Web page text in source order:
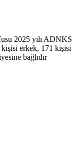
2025 yılı ADNKS
erkek, 171 kişisi
bağlıdır